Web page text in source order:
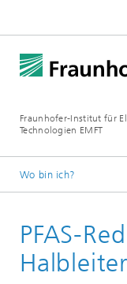
Fraunhofer-Institut für
Technologien EMFT
Wo bin ich?
Projekte
PFAS-